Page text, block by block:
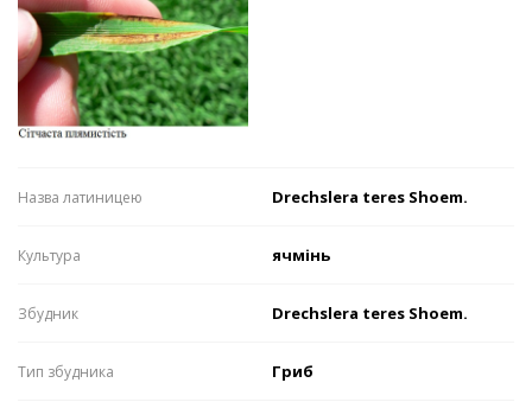
Назва латиницею Drechslera teres Shoem.
Культура ячмінь
Збудник Drechslera teres Shoem.
Тип збудника Гриб